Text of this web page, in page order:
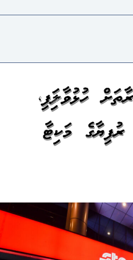
ހުޅުވާލައިފި،
ރުފިޔާގެ މަކިޓާ